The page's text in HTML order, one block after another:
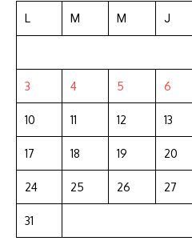
L M M J
3 4 5 6
10 11 12 13
17 18 19 20
24 25 26 27
31